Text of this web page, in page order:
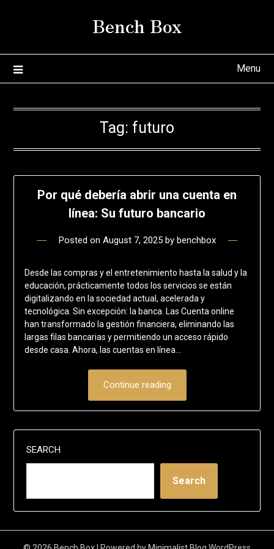
Bench Box
Menu
Tag: futuro
Por qué debería abrir una cuenta en
línea: Su futuro bancario
Posted on August 7, 2025by benchbox
Desde las compras y el entretenimiento hasta la salud y la
educación, prácticamente todos los servicios se están
digitalizando en la sociedad actual, acelerada y
tecnológica. Sin excepción: la banca. Las Cuenta online
han transformado la gestión financiera, eliminando las
largas filas bancarias y permitiendo un acceso rápido
desde casa. Ahora, las cuentas en línea…
Continue reading
SEARCH
Search